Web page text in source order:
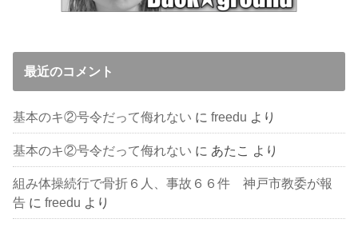
最近のコメント
基本のキ②号令だって侮れない にfreedu より
基本のキ②号令だって侮れない に あたこ より
組み体操続行で骨折６人、事故６６件 神戸市教委が報
告 にfreedu より